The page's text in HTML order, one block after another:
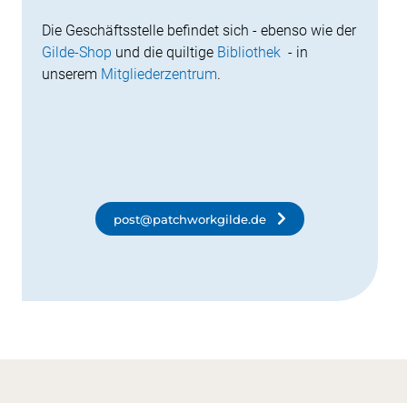
Die Geschäftsstelle befindet sich - ebenso wie der
Gilde-Shop und die quiltigeBibliothek - in
unserem Mitgliederzentrum.
post@patchworkgilde.de